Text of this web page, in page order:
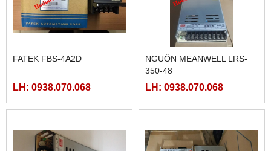
FATEK FBS-40MCR2-AC
FATEK FBS-32MCR2-AC,
FBS-32MCT2-AC
LH: 0938.070.068